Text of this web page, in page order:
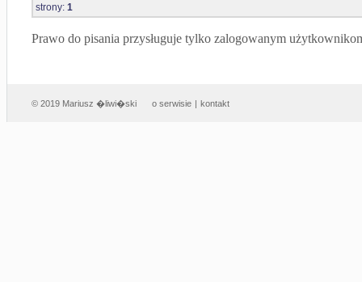
strony: 1
Prawo do pisania przysługuje tylko zalogowanym
© 2019 Mariusz �liwi�ski o serwisie | kontakt